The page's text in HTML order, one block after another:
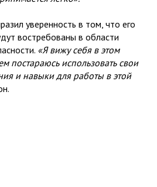
уверенность в том, что его
востребованы в области
«Я вижу себя в этом
постараюсь использовать свои
и навыки для работы в этой